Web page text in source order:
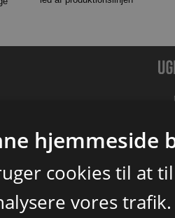
hjemmeside
cookies til at
vores